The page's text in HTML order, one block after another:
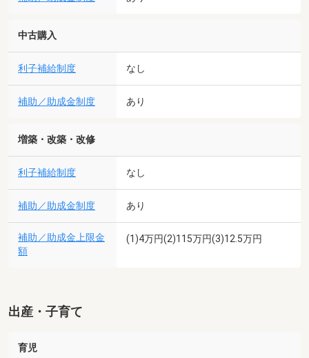
中古購入
利子補給制度 なし
補助／助成金制度 あり
増築・改築・改修
利子補給制度 なし
補助／助成金制度 あり
補助／助成金上限金
額
(1)4万円(2)115万円(3)12.5万円
出産・子育て
育児